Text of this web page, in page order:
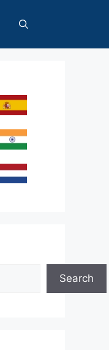
Search